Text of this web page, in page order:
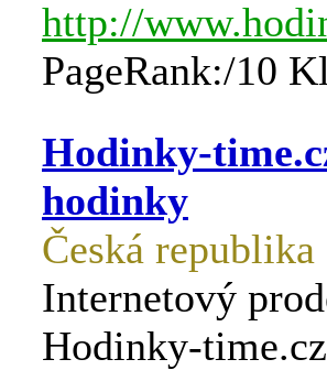
http://
PageRank:/10
Hodinky-
hodinky
Česká republika
Internetový
Hodinky-